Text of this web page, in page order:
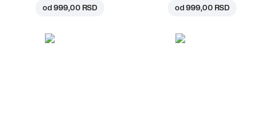
od999,00 RSD od999,00 RSD